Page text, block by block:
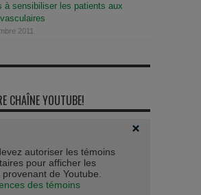
à sensibiliser les patients aux
2011
CHAÎNE YOUTUBE!
autoriser les témoins
pour afficher les
de Youtube.
des témoins